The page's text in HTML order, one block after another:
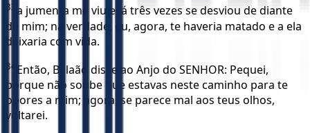
33 a jumenta me viu e já três vezes se desviou de diante
de mim; na verdade, eu, agora, te haveria matado e a ela
deixaria com vida.
34 Então, Balaão disse ao Anjo do SENHOR: Pequei,
porque não soube que estavas neste caminho para te
opores a mim; agora, se parece mal aos teus olhos,
voltarei.